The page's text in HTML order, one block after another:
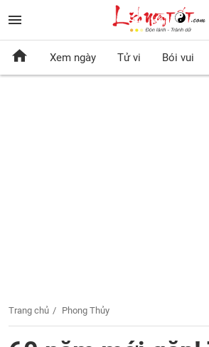
Xem ngày Tử vi Bói vui
Trang chủ Phong Thủy